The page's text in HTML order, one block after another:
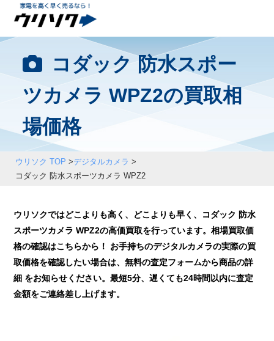
コダック 防水スポー
ツカメラ WPZ2の買取相
場価格
ウリソク TOP >デジタルカメラ >
コダック 防水スポーツカメラ WPZ2
ウリソクではどこよりも高く、どこよりも早く、コダック 防水
スポーツカメラ WPZ2の高価買取を行っています。相場買取価
格の確認はこちらから！ お手持ちのデジタルカメラの実際の買
取価格を確認したい場合は、無料の査定フォームから商品の詳
細 をお知らせください。最短5分、遅くても24時間以内に査定
金額をご連絡差し上げます。